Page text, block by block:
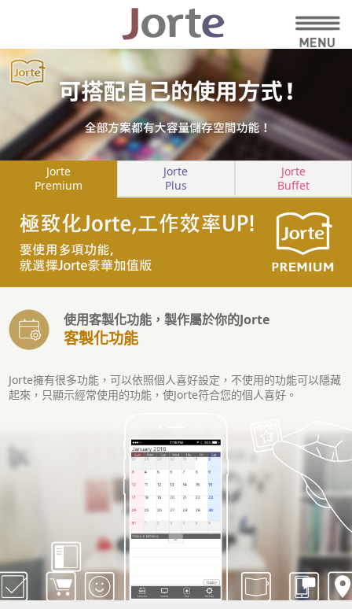
Jorte
Premium
Jorte
Plus
Jorte
Buffet
使用客製化功能，製作屬於你的Jorte
客製化功能
Jorte擁有很多功能，可以依照個人喜好設定，不使用的功能可以隱藏
起來，只顯示經常使用的功能，使Jorte符合您的個人喜好。